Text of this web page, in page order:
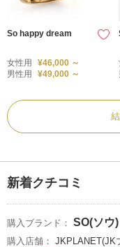
So happy dream
女性用
¥46,000 ～
男性用
¥49,000 ～
新着クチコミ
購入ブランド： SO(ソウ)
購入店舗： JKPLANET(JK